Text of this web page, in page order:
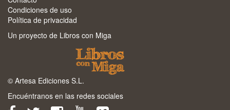
Condiciones de uso
Política de privacidad
Un proyecto de Libros con Miga
© Artesa Ediciones S.L.
Encuéntranos en las redes sociales